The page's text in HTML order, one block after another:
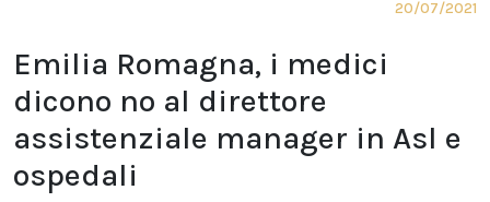
20/07/2021
Emilia Romagna, i medici
dicono no al direttore
assistenziale manager in Asl e
ospedali